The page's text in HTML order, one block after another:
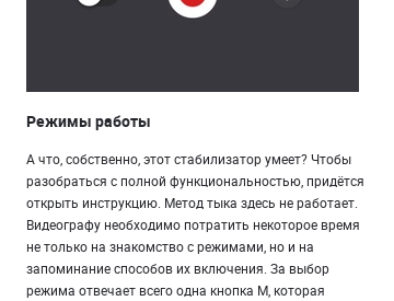
Режимы работы
А что, собственно, этот стабилизатор умеет? Чтобы
разобраться с полной функциональностью, придётся
открыть инструкцию. Метод тыка здесь не работает.
Видеографу необходимо потратить некоторое время
не только на знакомство с режимами, но и на
запоминание способов их включения. За выбор
режима отвечает всего одна кнопка M, которая